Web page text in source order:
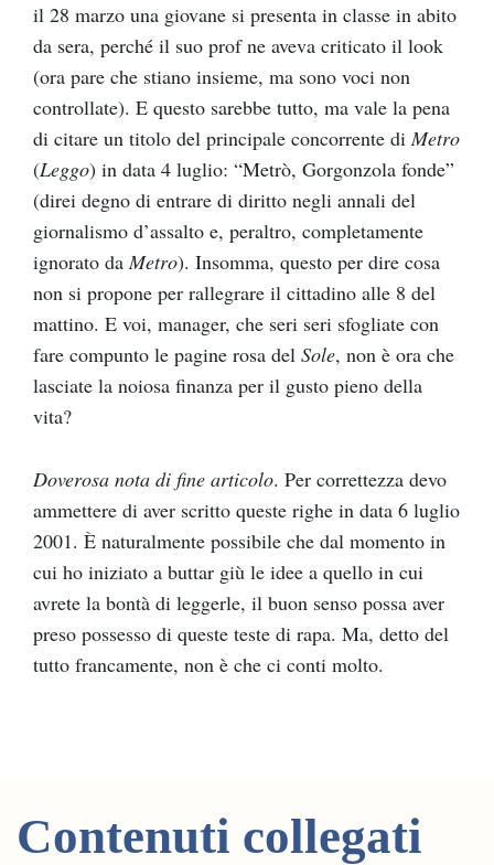
il 28 marzo una giovane si presenta in classe in abito
da sera, perché il suo prof ne aveva criticato il look
(ora pare che stiano insieme, ma sono voci non
controllate). E questo sarebbe tutto, ma vale la pena
di citare un titolo del principale concorrente diMetro
(Leggo) in data 4 luglio: “Metrò, Gorgonzola fonde”
(direi degno di entrare di diritto negli annali del
giornalismo d’assalto e, peraltro, completamente
ignorato daMetro). Insomma, questo per dire cosa
non si propone per rallegrare il cittadino alle 8 del
mattino. E voi, manager, che seri seri sfogliate con
fare compunto le pagine rosa del Sole, non è ora che
lasciate la noiosa finanza per il gusto pieno della
vita?
Doverosa nota di fine articolo. Per correttezza devo
ammettere di aver scritto queste righe in data 6 luglio
2001. È naturalmente possibile che dal momento in
cui ho iniziato a buttar giù le idee a quello in cui
avrete la bontà di leggerle, il buon senso possa aver
preso possesso di queste teste di rapa. Ma, detto del
tutto francamente, non è che ci conti molto.
Contenuti collegati